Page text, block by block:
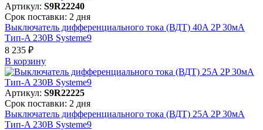
Артикул: S9R22240
Срок поставки: 2 дня
Выключатель дифференциального тока (ВДТ) 40A 2P 30мА
Тип-A 230В Systeme9
8 235 ₽
В корзинy
Артикул: S9R22225
Срок поставки: 2 дня
Выключатель дифференциального тока (ВДТ) 25A 2P 30мА
Тип-A 230В Systeme9